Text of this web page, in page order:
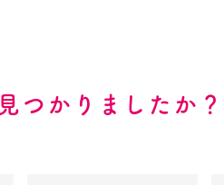
つかりましたか？